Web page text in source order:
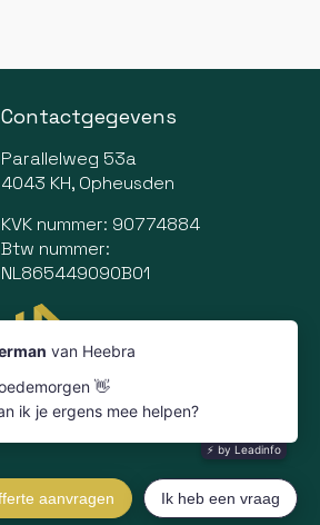
Contactgegevens
Parallelweg 53a
4043 KH, Opheusden
KVK nummer: 90774884
Btw nummer:
NL865449090B01